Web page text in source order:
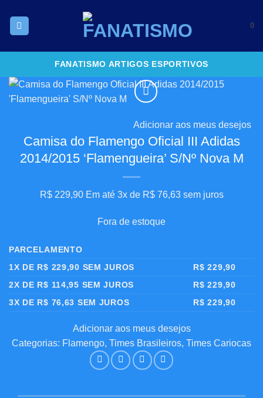
content
0
FANATISMO ARTIGOS ESPORTIVOS
Adicionar aos meus desejos
Camisa do Flamengo Oficial III Adidas
2014/2015 ‘Flamengueira’ S/Nº Nova M
R$229,90 Em até 3x de R$76,63sem juros
Fora de estoque
PARCELAMENTO
1X DE R$ 229,90 SEM JUROS R$ 229,90
2X DE R$ 114,95 SEM JUROS R$ 229,90
3X DE R$ 76,63 SEM JUROS R$ 229,90
Adicionar aos meus desejos
Categorias: Flamengo, Times Brasileiros, Times Cariocas